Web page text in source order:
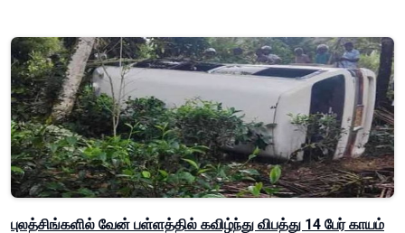
புலத்சிங்களில் வேன் பள்ளத்தில் கவிழ்ந்து விபத்து 14 பேர் காயம்